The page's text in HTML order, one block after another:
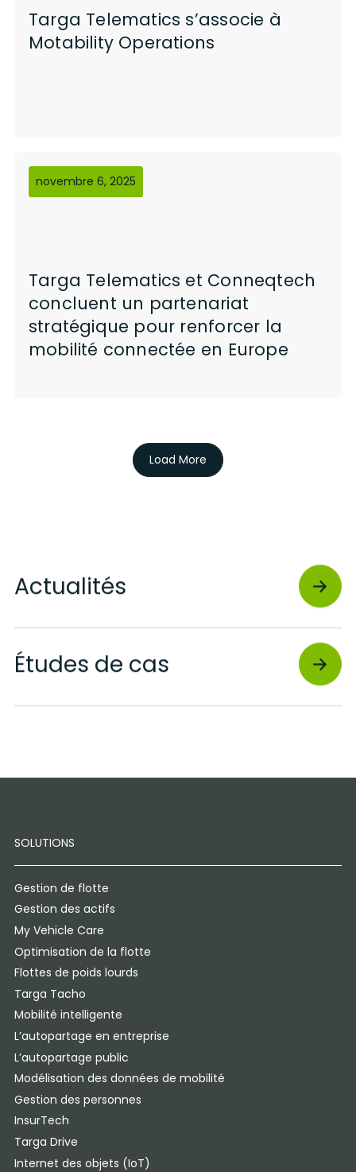
Targa Telematics s’associe à
Motability Operations
novembre 6, 2025
Targa Telematics et Conneqtech
concluent un partenariat
stratégique pour renforcer la
mobilité connectée en Europe
Load More
Actualités
Études de cas
SOLUTIONS
Gestion de flotte
Gestion des actifs
My Vehicle Care
Optimisation de la flotte
Flottes de poids lourds
Targa Tacho
Mobilité intelligente
L’autopartage en entreprise
L’autopartage public
Modélisation des données de mobilité
Gestion des personnes
InsurTech
Targa Drive
Internet des objets (IoT)